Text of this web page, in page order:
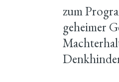
zum
geheimer